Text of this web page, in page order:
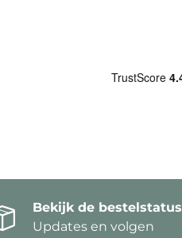
Bekijk de bestelstatus
Updates en volgen